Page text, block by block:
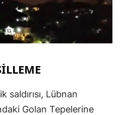
saldırısı, Lübnan
Golan Tepelerine